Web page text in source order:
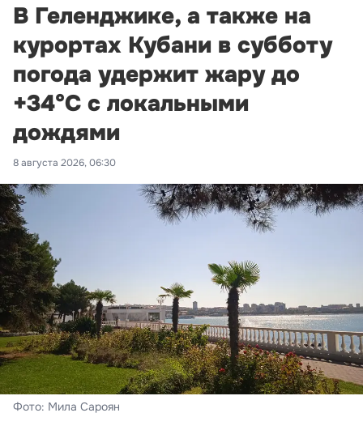
В Геленджике, а также на
курортах Кубани в субботу
погода удержит жару до
+34°С с локальными
дождями
8 августа 2026, 06:30
Фото: Мила Сароян